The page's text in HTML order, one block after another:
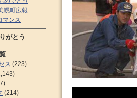
幌町広報
マンス
がとう
ス (223)
(214)